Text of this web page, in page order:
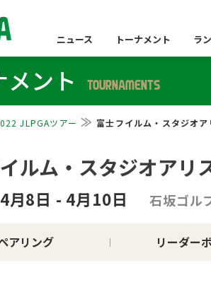
ニュース トーナメント ラ
メント TOURNAMENTS
JLPGAツアー 富士フイルム・スタジオ
ルム・スタジオアリ
月8日 - 4月10日 石坂ゴル
アリング リーダー